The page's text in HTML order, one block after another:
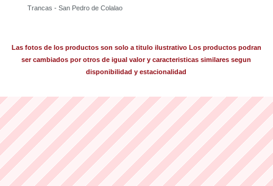
Trancas - San Pedro de Colalao
Las fotos de los productos son solo a titulo ilustrativo Los productos podran
ser cambiados por otros de igual valor y caracteristicas similares segun
disponibilidad y estacionalidad